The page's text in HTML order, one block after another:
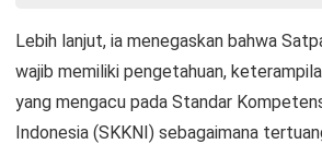
Lebih lanjut, ia menegaskan bahwa
wajib memiliki pengetahuan,
yang mengacu pada Standar
Indonesia (SKKNI) sebagaimana